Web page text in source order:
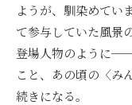
ようが、馴染めてい
て参与していた風景
登場人物のように
こと、あの頃の〈み
続きになる。